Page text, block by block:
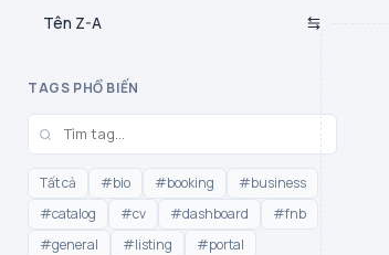
Tên Z-A
TAGS PHỔ BIẾN
Tất cả #bio #booking
#business
#catalog
#cv #dashboard
#fnb
#general
#listing
#portal